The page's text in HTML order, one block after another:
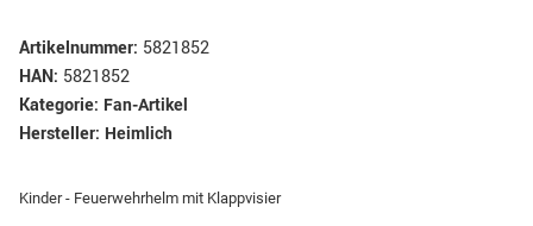
Artikelnummer: 5821852
HAN: 5821852
Kategorie: Fan-Artikel
Hersteller: Heimlich
Kinder - Feuerwehrhelm mit Klappvisier